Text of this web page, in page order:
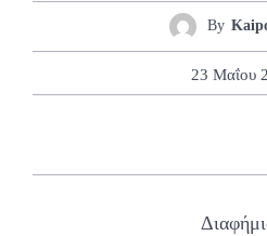
By
23 Μαΐου